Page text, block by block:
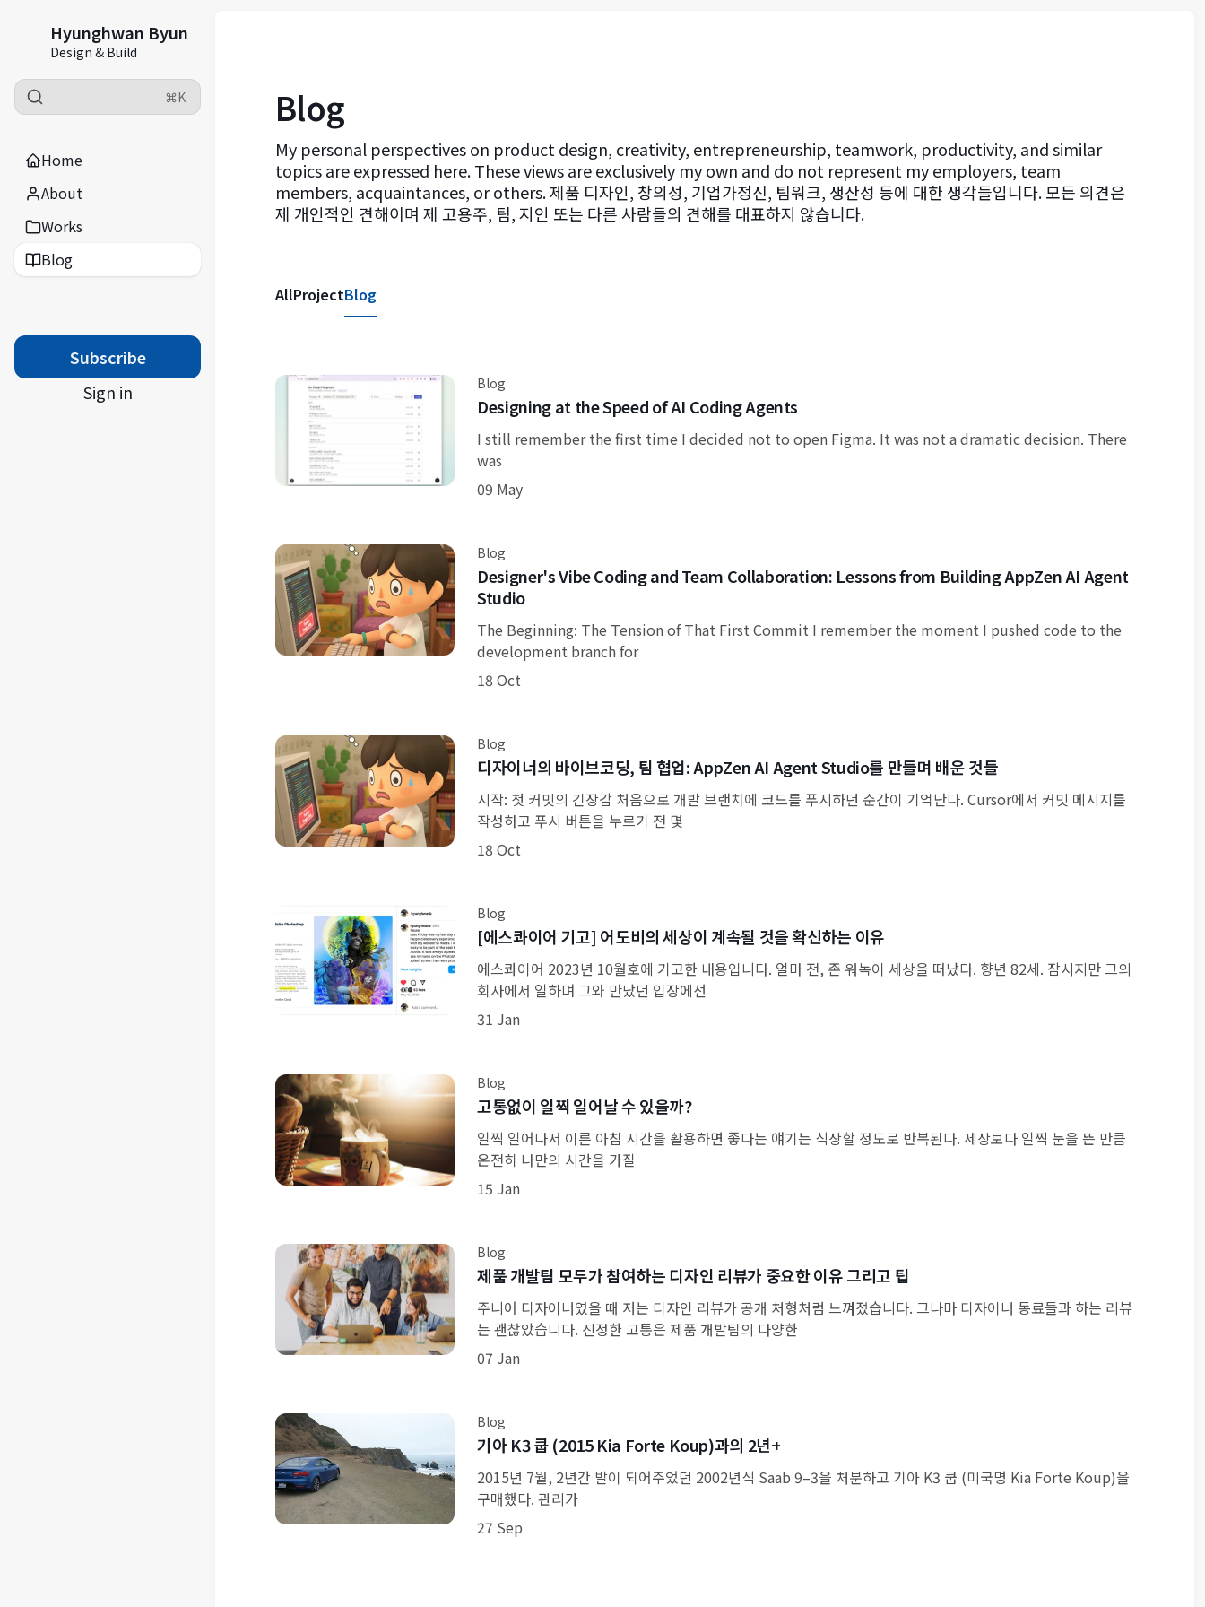
Hyunghwan Byun
Design & Build
⌘K
Home
About
Works
Blog
Subscribe
Sign in
Blog
My personal perspectives on product design, creativity, entrepreneurship, teamwork, productivity, and similar
topics are expressed here. These views are exclusively my own and do not represent my employers, team
members, acquaintances, or others. 제품 디자인, 창의성, 기업가정신, 팀워크, 생산성 등에 대한 생각들입니다. 모든 의견은
제 개인적인 견해이며 제 고용주, 팀, 지인 또는 다른 사람들의 견해를 대표하지 않습니다.
AllProjectBlog
Blog
Designing at the Speed of AI Coding Agents
I still remember the first time I decided not to open Figma. It was not a dramatic decision. There
was
09 May
Blog
Designer's Vibe Coding and Team Collaboration: Lessons from Building AppZen AI Agent
Studio
The Beginning: The Tension of That First Commit I remember the moment I pushed code to the
development branch for
18 Oct
Blog
디자이너의 바이브코딩, 팀 협업: AppZen AI Agent Studio를 만들며 배운 것들
시작: 첫 커밋의 긴장감 처음으로 개발 브랜치에 코드를 푸시하던 순간이 기억난다. Cursor에서 커밋 메시지를
작성하고 푸시 버튼을 누르기 전 몇
18 Oct
Blog
[에스콰이어 기고] 어도비의 세상이 계속될 것을 확신하는 이유
에스콰이어 2023년 10월호에 기고한 내용입니다. 얼마 전, 존 워녹이 세상을 떠났다. 향년 82세. 잠시지만 그의
회사에서 일하며 그와 만났던 입장에선
31 Jan
Blog
고통없이 일찍 일어날 수 있을까?
일찍 일어나서 이른 아침 시간을 활용하면 좋다는 얘기는 식상할 정도로 반복된다. 세상보다 일찍 눈을 뜬 만큼
온전히 나만의 시간을 가질
15 Jan
Blog
제품 개발팀 모두가 참여하는 디자인 리뷰가 중요한 이유 그리고 팁
주니어 디자이너였을 때 저는 디자인 리뷰가 공개 처형처럼 느껴졌습니다. 그나마 디자이너 동료들과 하는 리뷰
는 괜찮았습니다. 진정한 고통은 제품 개발팀의 다양한
07 Jan
Blog
기아 K3 쿱 (2015 Kia Forte Koup)과의 2년+
2015년 7월, 2년간 발이 되어주었던 2002년식 Saab 9–3을 처분하고 기아 K3 쿱 (미국명 Kia Forte Koup)을
구매했다. 관리가
27 Sep